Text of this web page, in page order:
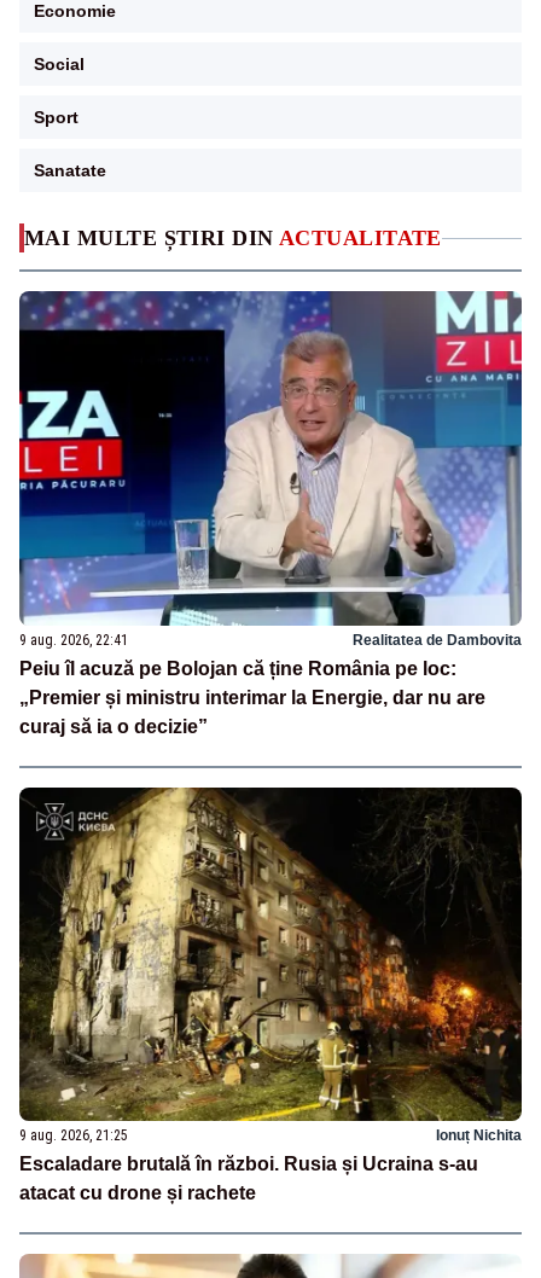
MAI MULTE ȘTIRI DIN ACTUALITATE
9 aug. 2026, 22:41 Realitatea de Dambovita
Peiu îl acuză pe Bolojan că ține România pe loc:
„Premier și ministru interimar la Energie, dar nu are
curaj să ia o decizie”
9 aug. 2026, 21:25 Ionuț Nichita
Escaladare brutală în război. Rusia și Ucraina s-au
atacat cu drone și rachete
Economie
Social
Sport
Sanatate